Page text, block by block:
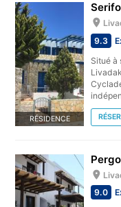
RÉSIDENCE
9.3
Situé à
9.0